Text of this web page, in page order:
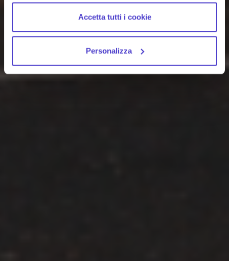
casella dei cookie statistici è già selezionata poiché, non
permettendo la diretta individuazione dell’interessato (cd.
single out), i relativi cookie sono equiparati ai tecnici, ma
deselezionando la relativa casella. Se vuoi maggiori
informazioni sul funzionamento dei cookie attivi sul
Accetta tutti i cookie
Personalizza